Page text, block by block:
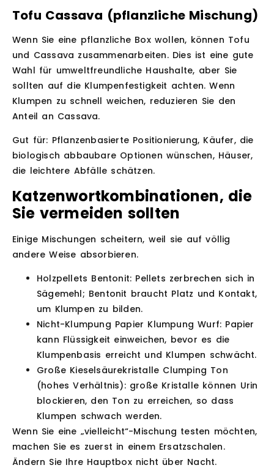
Tofu Cassava (pflanzliche Mischung)
Wenn Sie eine pflanzliche Box wollen, können Tofu
und Cassava zusammenarbeiten. Dies ist eine gute
Wahl für umweltfreundliche Haushalte, aber Sie
sollten auf die Klumpenfestigkeit achten. Wenn
Klumpen zu schnell weichen, reduzieren Sie den
Anteil an Cassava.
Gut für: Pflanzenbasierte Positionierung, Käufer, die
biologisch abbaubare Optionen wünschen, Häuser,
die leichtere Abfälle schätzen.
Katzenwortkombinationen, die
Sie vermeiden sollten
Einige Mischungen scheitern, weil sie auf völlig
andere Weise absorbieren.
Holzpellets Bentonit: Pellets zerbrechen sich in
Sägemehl; Bentonit braucht Platz und Kontakt,
um Klumpen zu bilden.
Nicht-Klumpung Papier Klumpung Wurf: Papier
kann Flüssigkeit einweichen, bevor es die
Klumpenbasis erreicht und Klumpen schwächt.
Große Kieselsäurekristalle Clumping Ton
(hohes Verhältnis):große Kristalle können Urin
blockieren, den Ton zu erreichen, so dass
Klumpen schwach werden.
Wenn Sie eine „vielleicht“-Mischung testen möchten,
machen Sie es zuerst in einem Ersatzschalen.
Ändern Sie Ihre Hauptbox nicht über Nacht.